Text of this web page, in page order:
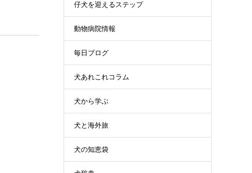
仔犬を迎えるステップ
動物病院情報
毎日ブログ
犬あれこれコラム
犬から学ぶ
犬と海外旅
犬の知恵袋